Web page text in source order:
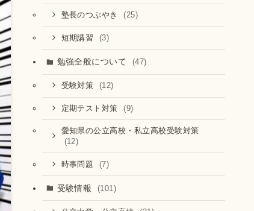
塾長のつぶやき (25)
短期講習 (3)
勉強全般について (47)
受験対策 (12)
定期テスト対策 (9)
愛知県の公立高校・私立高校受験対策
(12)
時事問題 (7)
受験情報 (101)